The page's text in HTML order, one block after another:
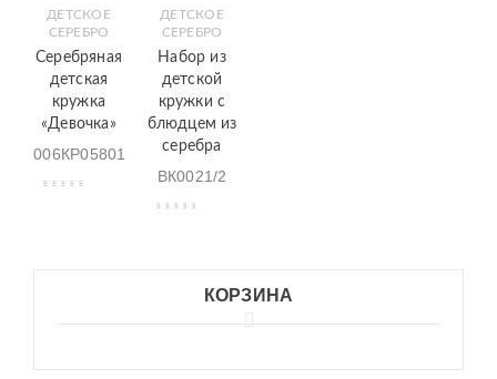
ДЕТСКОЕ
СЕРЕБРО
Серебряная
детская
кружка
«Девочка»
006КР05801
ДЕТСКОЕ
СЕРЕБРО
Набор из
детской
кружки с
блюдцем из
серебра
ВК0021/2
КОРЗИНА